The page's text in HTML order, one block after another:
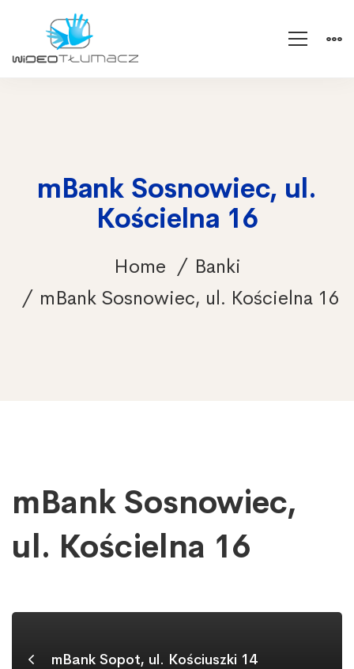
mBank Sosnowiec, ul.
Kościelna 16
Home
Banki
mBank Sosnowiec, ul. Kościelna 16
mBank
Sosnowiec,
Kościelna
mBank Sosnowiec,
ul. Kościelna 16
mBank Sopot, ul. Kościuszki 14